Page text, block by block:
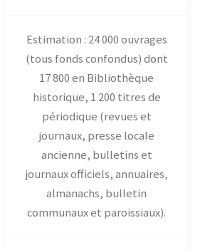
Estimation : 24 000 ouvrages
(tous fonds confondus) dont
17 800 en Bibliothèque
historique, 1 200 titres de
périodique (revues et
journaux, presse locale
ancienne, bulletins et
journaux officiels, annuaires,
almanachs, bulletin
communaux et paroissiaux).